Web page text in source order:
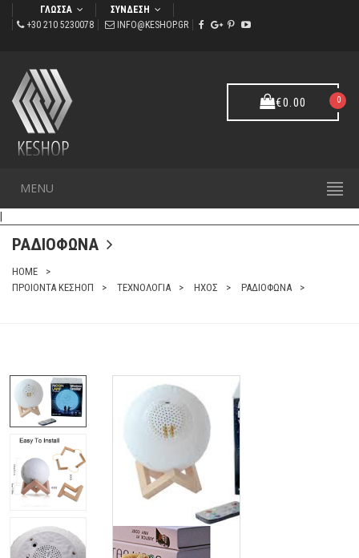
ΓΛΩΣΣΑ
ΣΥΝΔΕΣΗ
+30 210 5230078
INFO@KESHOP.GR
MENU
€0.00 0
ΡΑΔΙΟΦΩΝΑ
HOME
ΠΡΟΙΟΝΤΑ ΚΕΣΗΟΠ
ΤΕΧΝΟΛΟΓΙΑ ΗΧΟΣ ΡΑΔΙΟΦΩΝΑ